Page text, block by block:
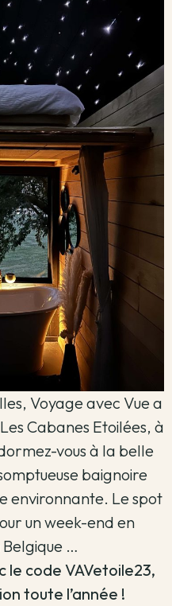
Voyage avec Vue a
Cabanes Etoilées, à
vous à la belle
baignoire
environnante. Le spot
un week-end en
…
le code VAVetoile23,
toute l’année !